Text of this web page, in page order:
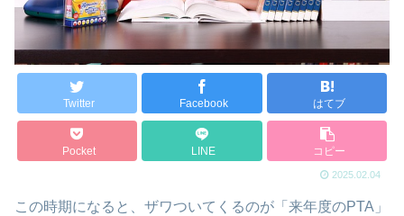
Twitter Facebook はてブ
Pocket LINE コピー
2025.02.04
この時期になると、ザワついてくるのが「来年度のPTA」